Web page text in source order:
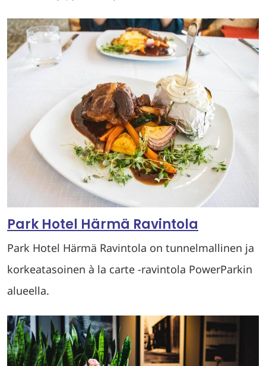
Park Hotel Härmä Ravintola
Park Hotel Härmä Ravintola on tunnelmallinen ja
korkeatasoinen à la carte -ravintola PowerParkin
alueella.